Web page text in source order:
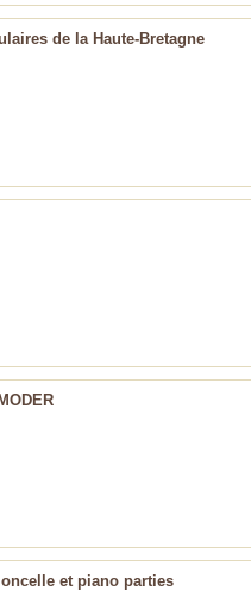
de la Haute-Bretagne
et piano parties